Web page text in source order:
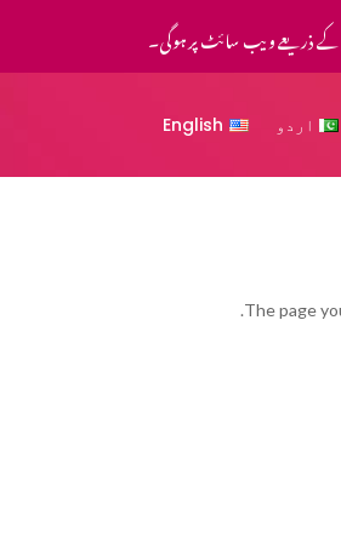
کے ذریعے ویب سائٹ پر ہوگی۔
اردو English
The page